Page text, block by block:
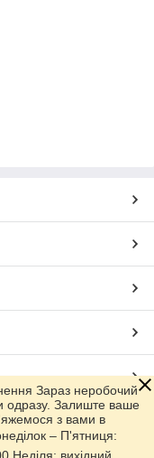
Зараз неробочий
одразу. Залиште ваше
з вами в
– П'ятниця: